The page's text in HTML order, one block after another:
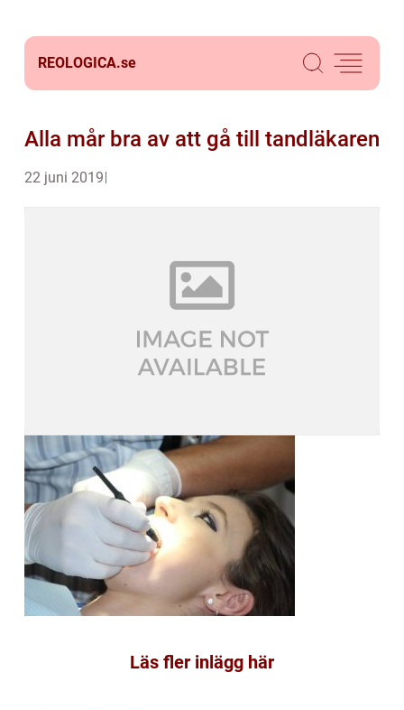
REOLOGICA.se
Alla mår bra av att gå till tandläkaren
22 juni 2019
Läs fler inlägg här